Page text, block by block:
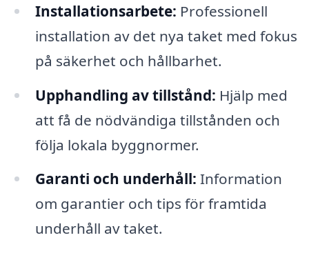
Installationsarbete: Professionell
installation av det nya taket med fokus
på säkerhet och hållbarhet.
Upphandling av tillstånd: Hjälp med
att få de nödvändiga tillstånden och
följa lokala byggnormer.
Garanti och underhåll: Information
om garantier och tips för framtida
underhåll av taket.